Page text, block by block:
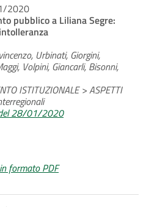
2020
pubblico a Liliana Segre:
Urbinati, Giorgini,
Volpini, Giancarli, Bisonni,
ISTITUZIONALE > ASPETTI
28/01/2020
formato PDF